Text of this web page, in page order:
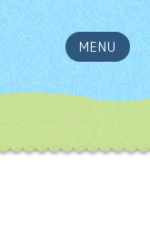
MENU